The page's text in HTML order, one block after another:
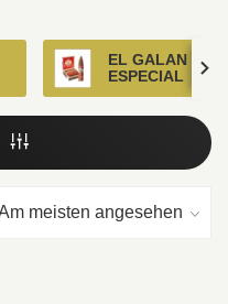
EL GALAN
ESPECIAL